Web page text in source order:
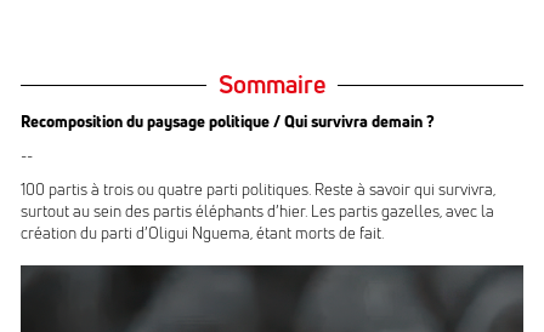
Sommaire
Recomposition du paysage politique / Qui survivra demain ?
--
100 partis à trois ou quatre parti politiques. Reste à savoir qui survivra,
surtout au sein des partis éléphants d’hier. Les partis gazelles, avec la
création du parti d’Oligui Nguema, étant morts de fait.